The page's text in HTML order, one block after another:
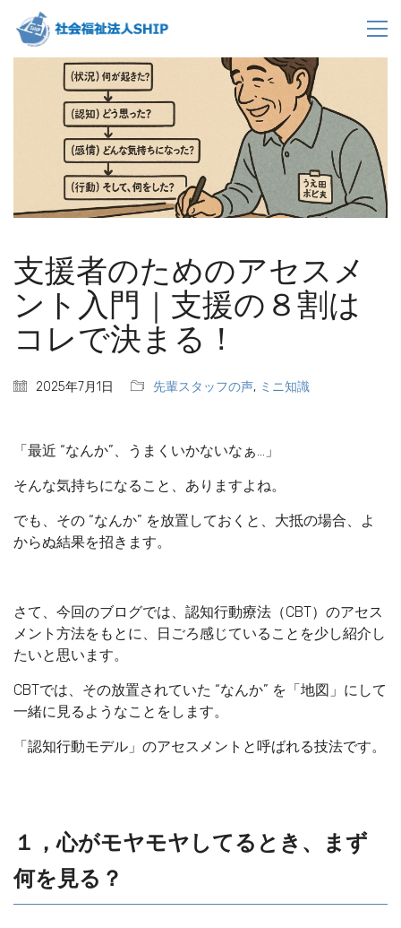
支援者のためのアセスメ
ント入門｜支援の８割は
コレで決まる！
2025年7月1日 先輩スタッフの声, ミニ知識
「最近 “なんか”、うまくいかないなぁ…」
そんな気持ちになること、ありますよね。
でも、その “なんか” を放置しておくと、大抵の場合、よ
からぬ結果を招きます。
さて、今回のブログでは、認知行動療法（CBT）のアセス
メント方法をもとに、日ごろ感じていることを少し紹介し
たいと思います。
CBTでは、その放置されていた “なんか” を「地図」にして
一緒に見るようなことをします。
「認知行動モデル」のアセスメントと呼ばれる技法です。
１，心がモヤモヤしてるとき、まず
何を見る？